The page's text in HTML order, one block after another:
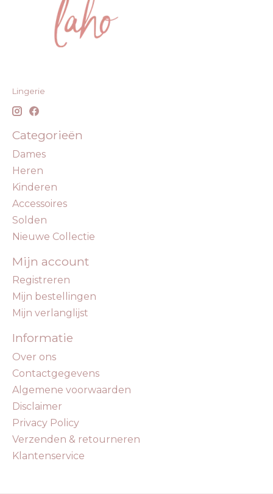
Lingerie
Categorieën
Dames
Heren
Kinderen
Accessoires
Solden
Nieuwe Collectie
Mijn account
Registreren
Mijn bestellingen
Mijn verlanglijst
Informatie
Over ons
Contactgegevens
Algemene voorwaarden
Disclaimer
Privacy Policy
Verzenden & retourneren
Klantenservice